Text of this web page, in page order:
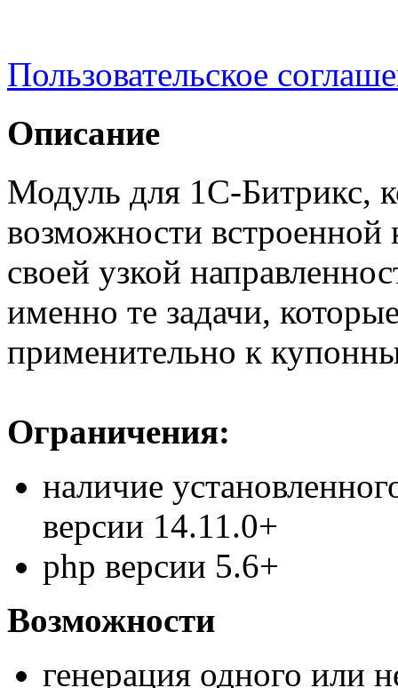
Пользовательское
Описание
Модуль для 1С-Битрикс,
возможности встроенной
своей узкой
именно те задачи,
применительно к
Ограничения:
наличие
версии 14.11.0+
php версии 5.6+
Возможности
генерация одного или